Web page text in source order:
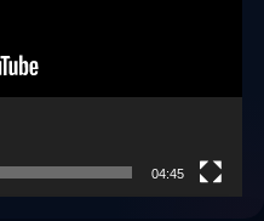
04:45